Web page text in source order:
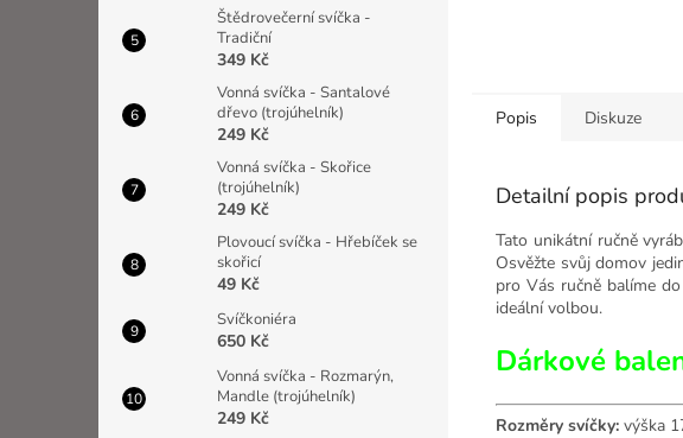
Štědrovečerní svíčka -
Tradiční
349 Kč
Vonná svíčka - Santalové
dřevo (trojúhelník)
249 Kč
Vonná svíčka - Skořice
(trojúhelník)
249 Kč
Plovoucí svíčka - Hřebíček se
skořicí
49 Kč
Svíčkoniéra
650 Kč
Vonná svíčka - Rozmarýn,
Mandle (trojúhelník)
249 Kč
Popis Diskuze
Detailní popis
Tato unikátní ručně
Osvěžte svůj domov
pro Vás ručně balíme
ideální volbou.
Dárkové
Rozměry svíčky: výška